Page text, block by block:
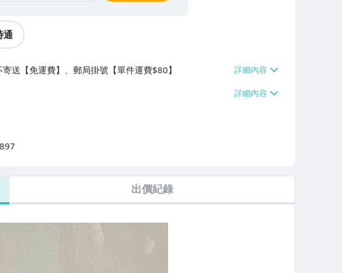
通
送【免運費】、郵局掛號【單件運費$80】
出價紀錄